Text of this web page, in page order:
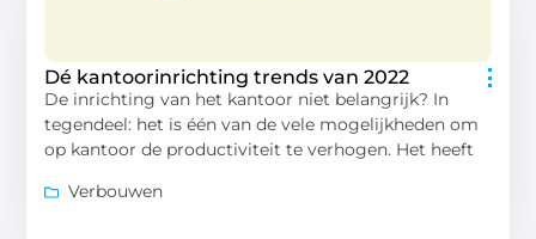
Dé kantoorinrichting trends van 2022
De inrichting van het kantoor niet belangrijk? In
tegendeel: het is één van de vele mogelijkheden om
op kantoor de productiviteit te verhogen. Het heeft
Verbouwen